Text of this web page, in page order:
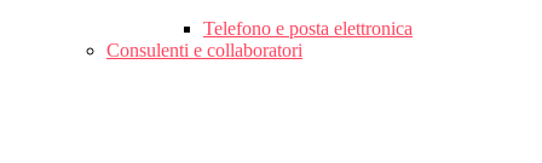
Telefono e posta elettronica
Consulenti e collaboratori